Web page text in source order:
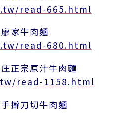
read-665.html
家牛肉麵
read-680.html
正宗原汁牛肉麵
read-1158.html
擀刀切牛肉麵